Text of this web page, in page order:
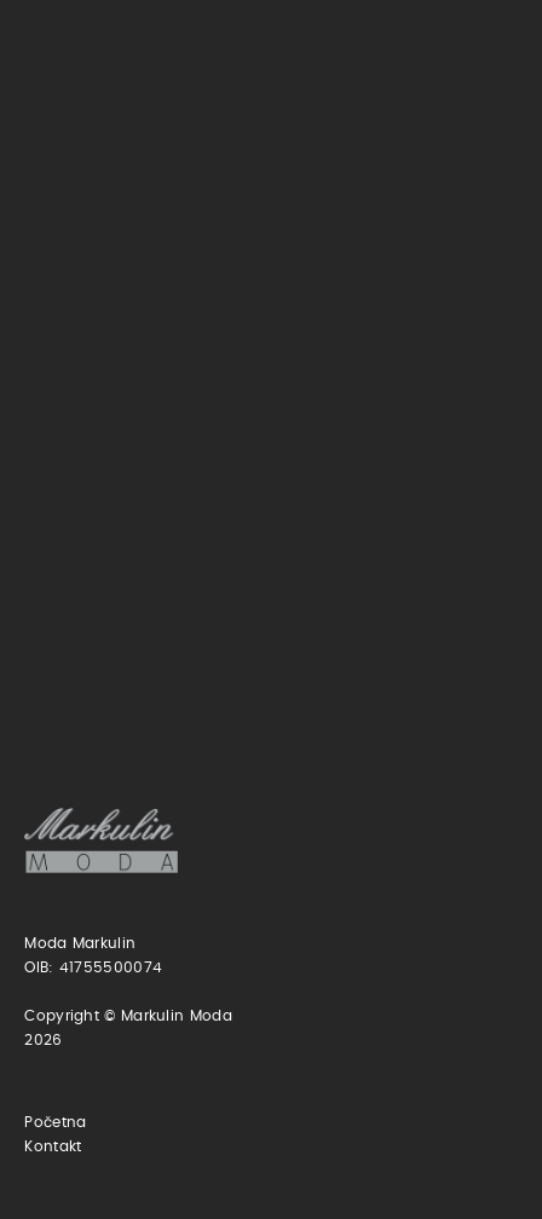
Moda Markulin
OIB: 41755500074
Copyright © Markulin Moda
2026
Početna
Kontakt